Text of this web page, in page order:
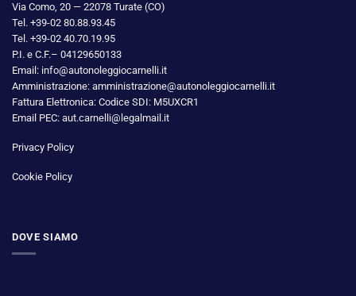
Via Como, 20 — 22078 Turate (CO)
Tel. +39-02 80.88.93.45
Tel. +39-02 40.70.19.95
P.I. e C.F.– 04129650133
Email: info@autonoleggiocarnelli.it
Amministrazione: amministrazione@autonoleggiocarnelli.it
Fattura Elettronica: Codice SDI: M5UXCR1
Email PEC: aut.carnelli@legalmail.it
Privacy Policy
Cookie Policy
DOVE SIAMO